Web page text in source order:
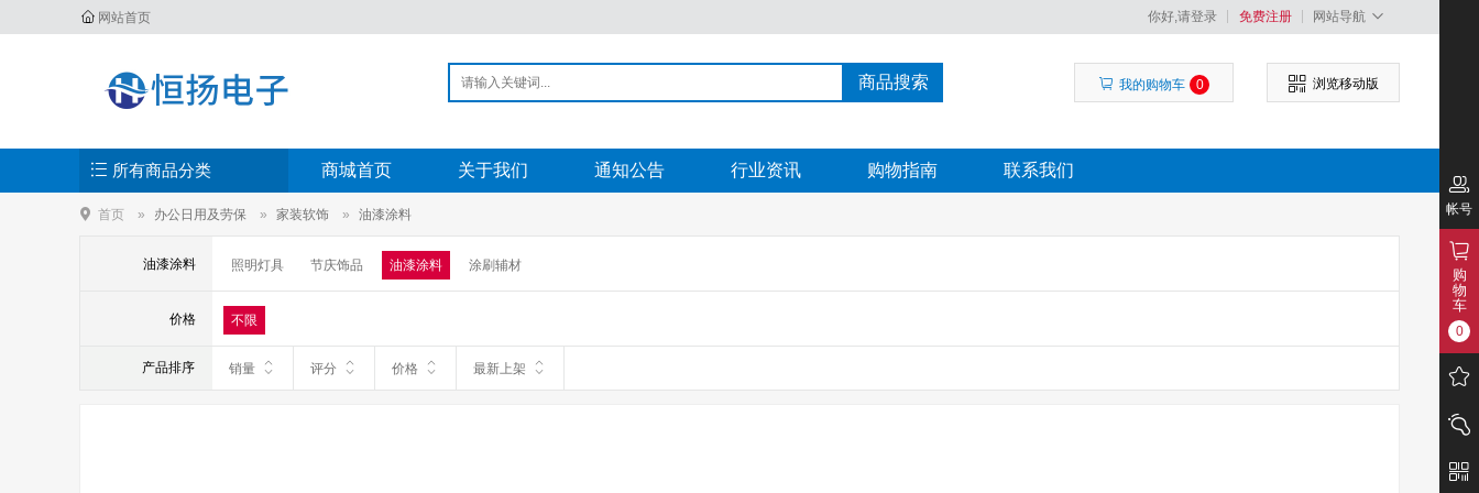
网站首页 你好,请登录 免费注册 网站导航
商品搜索 我的购物车 0 浏览移动版
所有商品分类 商城首页 关于我们 通知公告 行业资讯 购物指南 联系我们
首页 办公日用及劳保 家装软饰 油漆涂料
油漆涂料 照明灯具 节庆饰品 油漆涂料 涂刷辅材
价格 不限
产品排序 销量 评分 价格 最新上架
帐号
购
物
车
0